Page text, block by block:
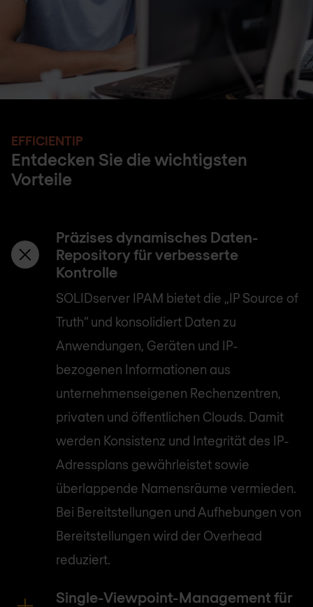
EFFICIENTIP
Entdecken Sie die wichtigsten
Vorteile
Präzises dynamisches Daten-
Repository für verbesserte
Kontrolle
SOLIDserver IPAM bietet die „IP Source of
Truth“ und konsolidiert Daten zu
Anwendungen, Geräten und IP-
bezogenen Informationen aus
unternehmenseigenen Rechenzentren,
privaten und öffentlichen Clouds. Damit
werden Konsistenz und Integrität des IP-
Adressplans gewährleistet sowie
überlappende Namensräume vermieden.
Bei Bereitstellungen und Aufhebungen von
Bereitstellungen wird der Overhead
reduziert.
Single-Viewpoint-Management für